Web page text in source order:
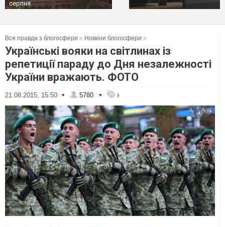
Вся правда з блогосфери » Новини блогосфери »
Українські вояки на світлинах із
репетиції параду до Дня незалежності
України вражають. ФОТО
21.08.2015, 15:50 • 5780 • 3